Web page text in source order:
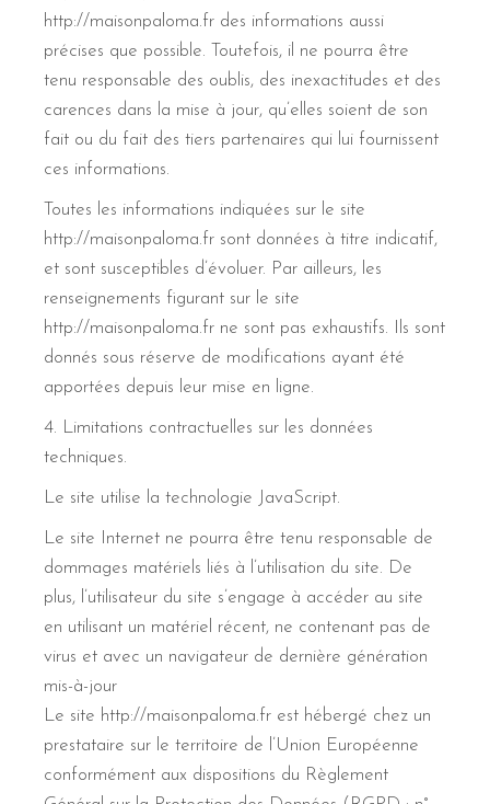
http://maisonpaloma.fr des informations aussi
précises que possible. Toutefois, il ne pourra être
tenu responsable des oublis, des inexactitudes et des
carences dans la mise à jour, qu’elles soient de son
fait ou du fait des tiers partenaires qui lui fournissent
ces informations.
Toutes les informations indiquées sur le site
http://maisonpaloma.fr sont données à titre indicatif,
et sont susceptibles d’évoluer. Par ailleurs, les
renseignements figurant sur le site
http://maisonpaloma.fr ne sont pas exhaustifs. Ils sont
donnés sous réserve de modifications ayant été
apportées depuis leur mise en ligne.
4. Limitations contractuelles sur les données
techniques.
Le site utilise la technologie JavaScript.
Le site Internet ne pourra être tenu responsable de
dommages matériels liés à l’utilisation du site. De
plus, l’utilisateur du site s’engage à accéder au site
en utilisant un matériel récent, ne contenant pas de
virus et avec un navigateur de dernière génération
mis-à-jour
Le site http://maisonpaloma.fr est hébergé chez un
prestataire sur le territoire de l’Union Européenne
conformément aux dispositions du Règlement